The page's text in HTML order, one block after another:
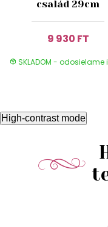
család 29cm
9 930 FT
SKLADOM - odosielame
High-contrast mode